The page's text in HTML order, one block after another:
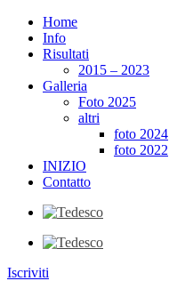
Home
Info
Risultati
2015 – 2023
Galleria
Foto 2025
altri
foto 2024
foto 2022
INIZIO
Contatto
Iscriviti